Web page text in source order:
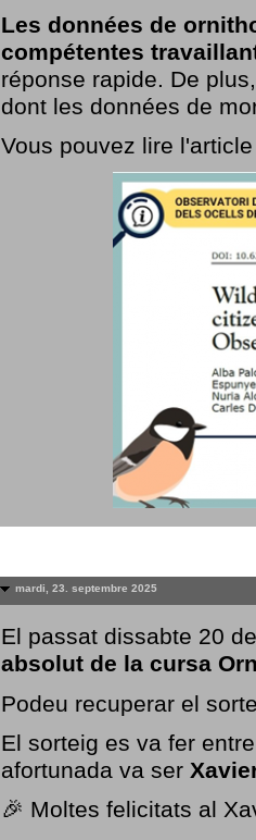
Les données de
compétentes
réponse rapide. De
dont les données de
Vous pouvez lire
mardi, 23. septembre 2025
El passat dissabte 20
absolut de la cursa
Podeu recuperar el
El sorteig es va fer
afortunada va ser
🎉 Moltes felicitats al